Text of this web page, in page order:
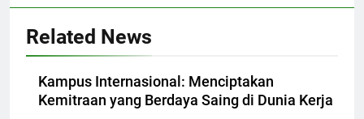
Related News
Kampus Internasional: Menciptakan
Kemitraan yang Berdaya Saing di Dunia Kerja